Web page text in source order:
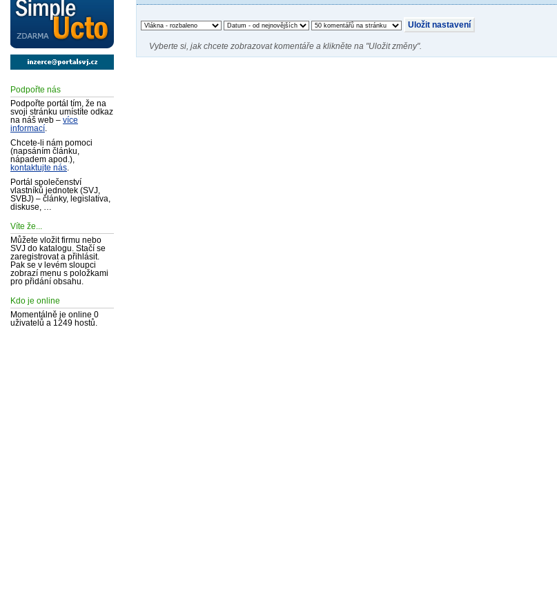
Podpořte nás
Podpořte portál tím, že na
svoji stránku umístíte odkaz
na náš web – více
informací
Chcete-li nám pomoci
(napsáním článku,
nápadem apod.),
kontaktujte nás
Portál společenství
vlastníků jednotek (SVJ,
SVBJ) – články, legislativa,
diskuse, …
Víte že...
Můžete vložit firmu nebo
SVJ do katalogu. Stačí se
zaregistrovat a přihlásit.
Pak se v levém sloupci
zobrazí menu s položkami
pro přidání obsahu.
Kdo je online
Momentálně je online 0
uživatelů a 1249 hostů.
Vyberte si, jak chcete zobrazovat komentáře a klikněte na "Uložit změny".